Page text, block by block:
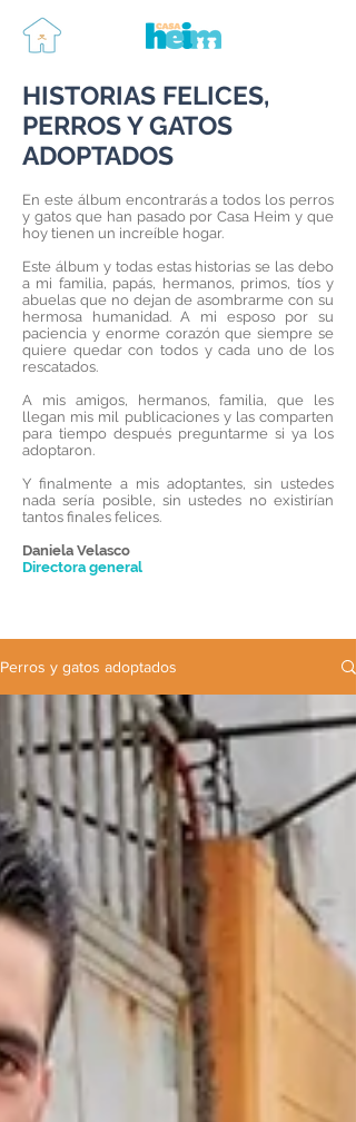
HISTORIAS FELICES,
PERROS Y GATOS
ADOPTADOS
En este álbum encontrarás a todos los perros
y gatos que han pasado por Casa Heim y que
hoy tienen un increíble hogar.
Este álbum y todas estas historias se las debo
a mi familia, papás, hermanos, primos, tíos y
abuelas que no dejan de asombrarme con su
hermosa humanidad. A mi esposo por su
paciencia y enorme corazón que siempre se
quiere quedar con todos y cada uno de los
rescatados.
A mis amigos, hermanos, familia, que les
llegan mis mil publicaciones y las comparten
para tiempo después preguntarme si ya los
adoptaron.
Y finalmente a mis adoptantes, sin ustedes
nada sería posible, sin ustedes no existirían
tantos finales felices.
Daniela Velasco
Directora general
Perros y gatos adoptados